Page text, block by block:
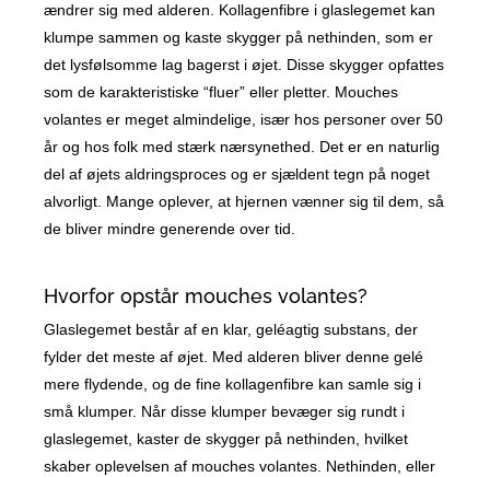
ændrer sig med alderen. Kollagenfibre i glaslegemet kan
klumpe sammen og kaste skygger på nethinden, som er
det lysfølsomme lag bagerst i øjet. Disse skygger opfattes
som de karakteristiske “fluer” eller pletter. Mouches
volantes er meget almindelige, især hos personer over 50
år og hos folk med stærk nærsynethed. Det er en naturlig
del af øjets aldringsproces og er sjældent tegn på noget
alvorligt. Mange oplever, at hjernen vænner sig til dem, så
de bliver mindre generende over tid.
Hvorfor opstår mouches volantes?
Glaslegemet består af en klar, geléagtig substans, der
fylder det meste af øjet. Med alderen bliver denne gelé
mere flydende, og de fine kollagenfibre kan samle sig i
små klumper. Når disse klumper bevæger sig rundt i
glaslegemet, kaster de skygger på nethinden, hvilket
skaber oplevelsen af mouches volantes. Nethinden, eller